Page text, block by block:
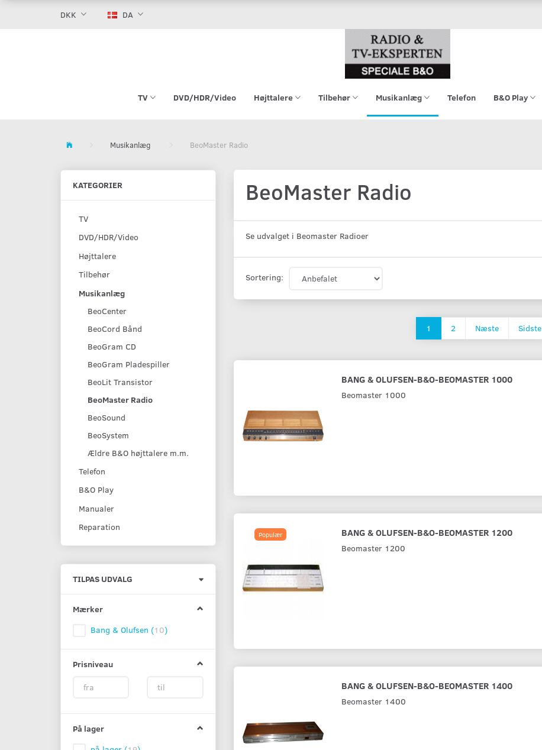
DKK DA
TV DVD/HDR/Video Højttalere Tilbehør Musikanlæg Telefon B&O Play
Musikanlæg BeoMaster Radio
KATEGORIER
TV
DVD/HDR/Video
Højttalere
Tilbehør
Musikanlæg
BeoCenter
BeoCord Bånd
BeoGram CD
BeoGram Pladespiller
BeoLit Transistor
BeoMaster Radio
BeoSound
BeoSystem
Ældre B&O højttalere m.m.
Telefon
B&O Play
Manualer
Reparation
TILPAS UDVALG
Mærker
Bang & Olufsen (10)
Prisniveau
På lager
BeoMaster Radio
Se udvalget i Beomaster Radioer
Sortering:
1 2 Næste Sidste
BANG & OLUFSEN-B&O-BEOMASTER 1000
Beomaster 1000
Populær BANG & OLUFSEN-B&O-BEOMASTER 1200
Beomaster 1200
BANG & OLUFSEN-B&O-BEOMASTER 1400
Beomaster 1400